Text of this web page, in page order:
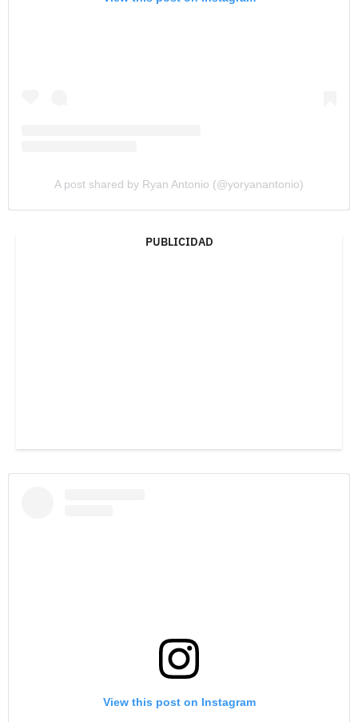
A post shared by Ryan Antonio (@yoryanantonio)
PUBLICIDAD
View this post on Instagram